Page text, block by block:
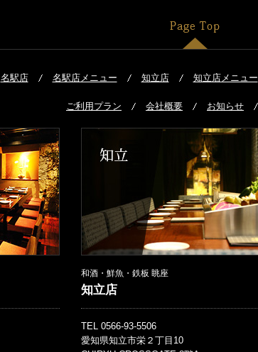
名駅店 名駅店メニュー 知立店 知立店メニュー
ご利用プラン 会社概要 お知らせ
和酒・鮮魚・鉄板 眺座
知立店
TEL 0566-93-5506
愛知県知立市栄２丁目10